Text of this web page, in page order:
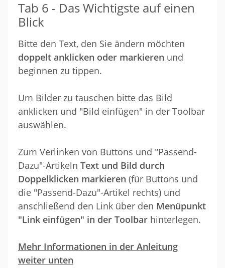
Tab 6 - Das Wichtigste auf einen
Blick
Bitte den Text, den Sie ändern möchten
doppelt anklicken oder markieren und
beginnen zu tippen.
Um Bilder zu tauschen bitte das Bild
anklicken und "Bild einfügen" in der Toolbar
auswählen.
Zum Verlinken von Buttons und "Passend-
Dazu"-Artikeln Text und Bild durch
Doppelklicken markieren (für Buttons und
die "Passend-Dazu"-Artikel rechts) und
anschließend den Link über den Menüpunkt
"Link einfügen" in der Toolbar hinterlegen.
Mehr Informationen in der Anleitung
weiter unten